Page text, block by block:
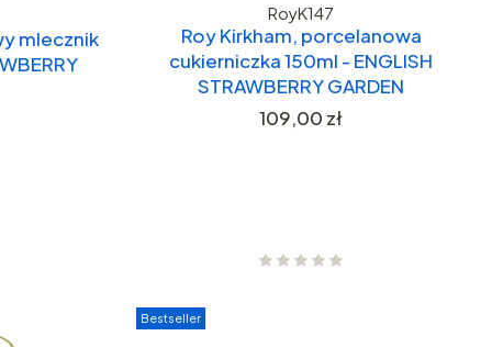
mlecznik
RoyK147
Roy Kirkham, porcelanowa
cukierniczka 150ml - ENGLISH
STRAWBERRY GARDEN
Cena
109,00 zł
Bestseller